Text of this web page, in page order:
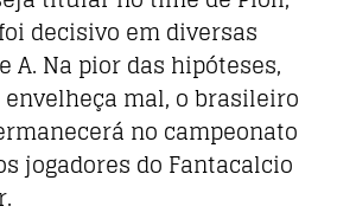
decisivo em diversas
A. Na pior das hipóteses,
mal, o brasileiro
no campeonato
jogadores do Fantacalcio